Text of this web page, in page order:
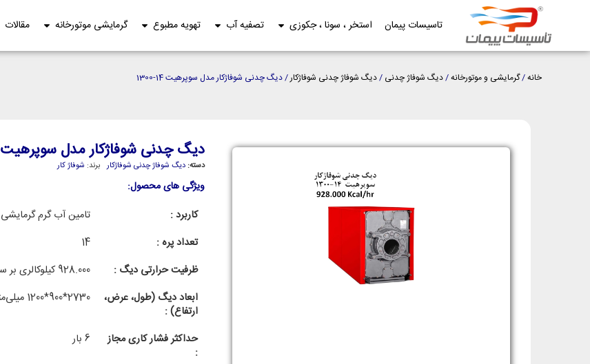
تاسیسات پیمان استخر ، سونا ، جکوزی تصفیه آب تهویه مطبوع گرمایشی موتورخانه مقالات
خانه/گرمایشی و موتورخانه/دیگ شوفاژ چدنی /دیگ شوفاژ چدنی شوفاژکار/ دیگ چدنی شوفاژکار مدل سوپرهیت 14-1300
دیگ چدنی شوفاژکار مدل سوپرهیت 14-1300
دسته: دیگ شوفاژ چدنی شوفاژکار برند: شوفاژ کار
ویژگی های محصول:
کاربرد :
تامین آب گرم گرمایشی
تعداد پره :
14
ظرفیت حرارتی دیگ :
928.000 کیلوکالری بر ساعت
ابعاد دیگ (طول، عرض،
ارتفاع) :
2730*900*1200 میلی‌متر
حداکثر فشار کاری مجاز
:
6 بار